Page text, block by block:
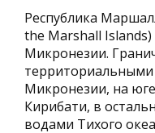
Республика
the Marshall
Микронезии.
Микронезии, на
Кирибати, в
водами Тихого